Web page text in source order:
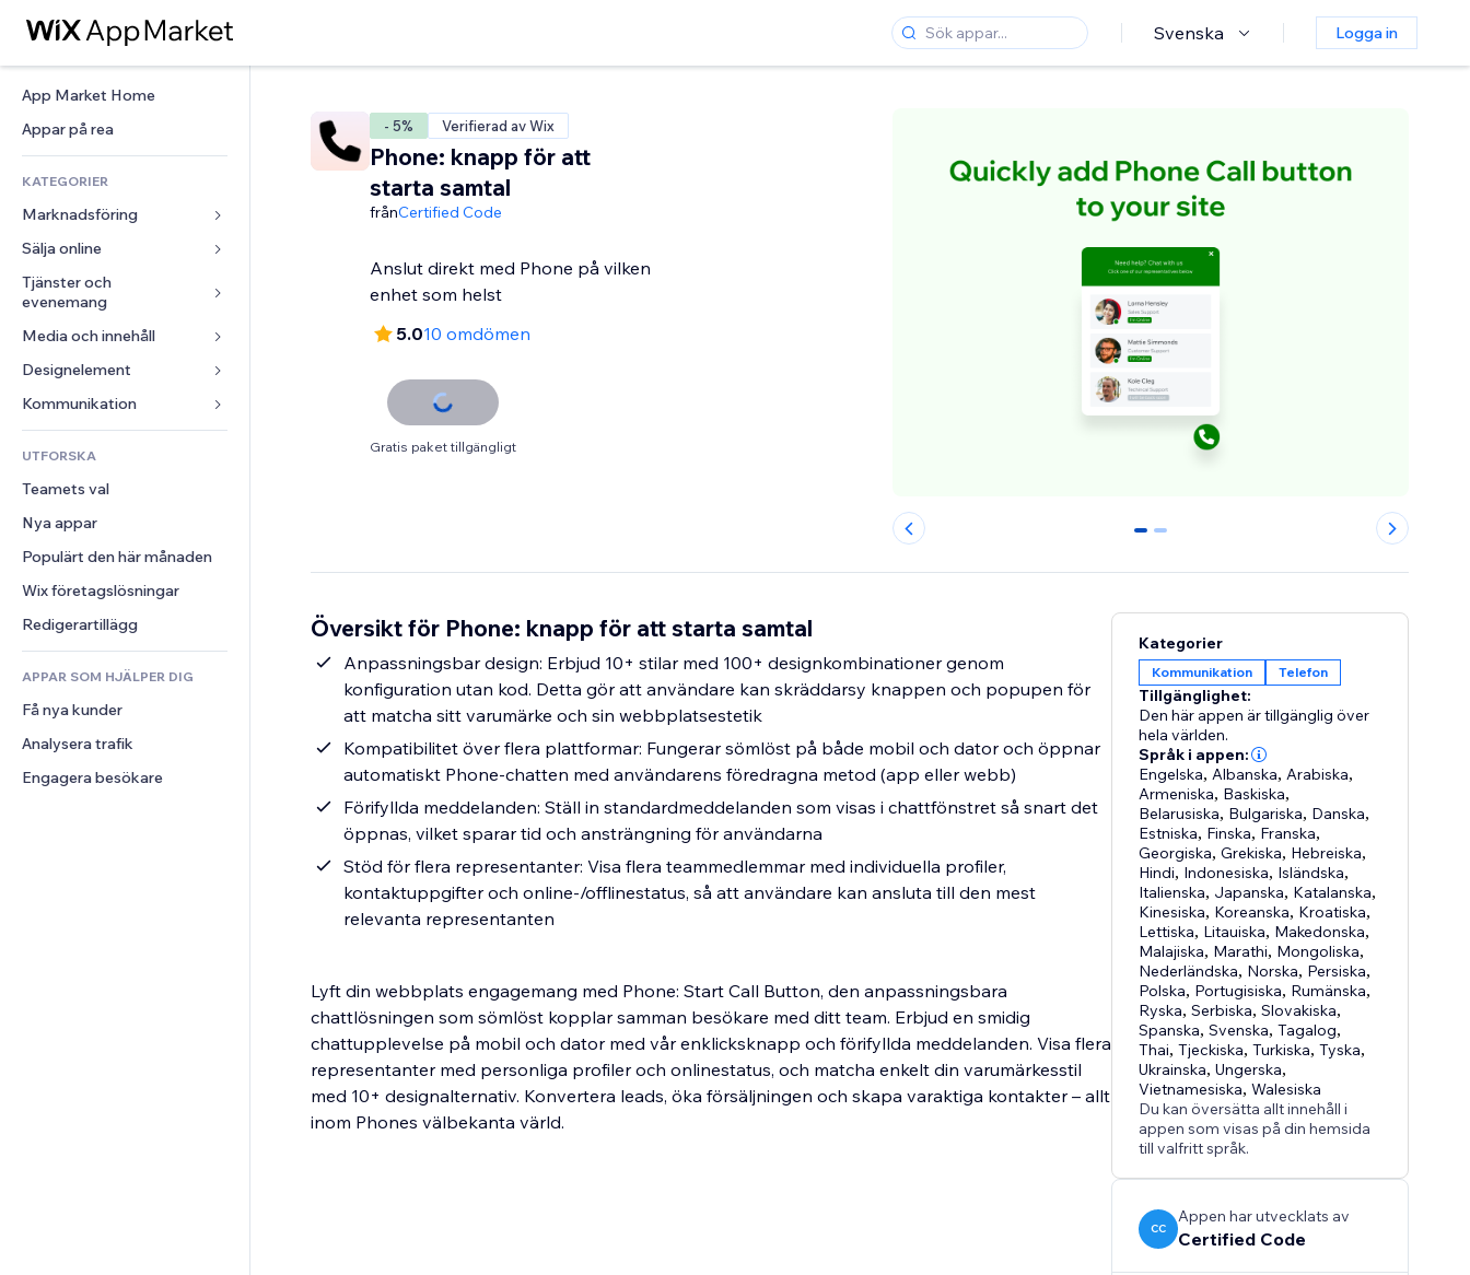
Svenska Logga in
App Market Home
Appar på rea
KATEGORIER
Marknadsföring
Annonser
Mobil
Statistik
Sociala medier
SEO
Interaktioner
Listningar
E-post
Konvertering
Sälja online
Appar för butiker
Frakt och leverans
Sälj-knappar
Onlinekurser
Beställtryck
Redovisning
Kuponger och lojalitet
Lagerlösningar
Dropshipping
Priser och abonnemang
Crowdfunding
Mat och dryck
Tjänster och
evenemang
Hotell
Evenemang
Restauranger
Fastigheter
Bokningar
Media och innehåll
Galleri
Musik
Podcasts
Fotografering
Video
PDF
Fildelning
Nyheter
Designelement
Kartor och navigering
Integritet och säkerhet
Klocka
Sidmallar
Bildeffekter
Knappar och menyer
Banners och märken
Kalkylatorer
Sök
Väder
Diagram och tabeller
Formulär
Undersökningar
Chatt
Kommentarer
Telefon
Community
Omdömen och recensioner
CRM
UTFORSKA
Teamets val
Nya appar
Populärt den här månaden
Wix företagslösningar
Redigerartillägg
APPAR SOM HJÄLPER DIG
Få nya kunder
Analysera trafik
Engagera besökare
- 5% Verifierad av Wix
Phone: knapp för att
starta samtal
frånCertified Code
Anslut direkt med Phone på vilken
enhet som helst
5.010 omdömen
Gratis paket tillgängligt
0 1
Översikt för Phone: knapp för att starta samtal
Anpassningsbar design: Erbjud 10+ stilar med 100+ designkombinationer genom
konfiguration utan kod. Detta gör att användare kan skräddarsy knappen och popupen för
att matcha sitt varumärke och sin webbplatsestetik
Kompatibilitet över flera plattformar: Fungerar sömlöst på både mobil och dator och öppnar
automatiskt Phone-chatten med användarens föredragna metod (app eller webb)
Förifyllda meddelanden: Ställ in standardmeddelanden som visas i chattfönstret så snart det
öppnas, vilket sparar tid och ansträngning för användarna
Stöd för flera representanter: Visa flera teammedlemmar med individuella profiler,
kontaktuppgifter och online-/offlinestatus, så att användare kan ansluta till den mest
relevanta representanten
Lyft din webbplats engagemang med Phone: Start Call Button, den anpassningsbara
chattlösningen som sömlöst kopplar samman besökare med ditt team. Erbjud en smidig
chattupplevelse på mobil och dator med vår enklicksknapp och förifyllda meddelanden. Visa flera
representanter med personliga profiler och onlinestatus, och matcha enkelt din varumärkesstil
med 10+ designalternativ. Konvertera leads, öka försäljningen och skapa varaktiga kontakter – allt
inom Phones välbekanta värld.
Kategorier
Kommunikation Telefon
Tillgänglighet:
Den här appen är tillgänglig över
hela världen.
Språk i appen:
Engelska, Albanska, Arabiska,
Armeniska, Baskiska,
Belarusiska, Bulgariska, Danska,
Estniska, Finska, Franska,
Georgiska,Grekiska, Hebreiska,
Hindi, Indonesiska, Isländska,
Italienska, Japanska, Katalanska,
Kinesiska, Koreanska, Kroatiska,
Lettiska, Litauiska, Makedonska,
Malajiska, Marathi, Mongoliska,
Nederländska, Norska, Persiska,
Polska, Portugisiska, Rumänska,
Ryska,Serbiska,Slovakiska,
Spanska,Svenska,Tagalog,
Thai,Tjeckiska,Turkiska,Tyska,
Ukrainska,Ungerska,
Vietnamesiska,Walesiska
Du kan översätta allt innehåll i
appen som visas på din hemsida
till valfritt språk.
CC
Appen har utvecklats av
Certified Code